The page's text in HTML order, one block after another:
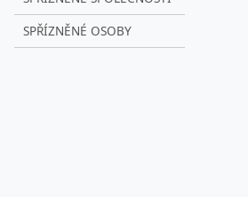
SPŘÍZNĚNÉ OSOBY